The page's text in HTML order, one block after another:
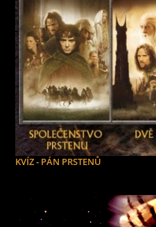
KVÍZ - PÁN PRSTENŮ